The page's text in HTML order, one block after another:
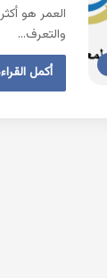
العمر هو
والتعرف…
أكمل